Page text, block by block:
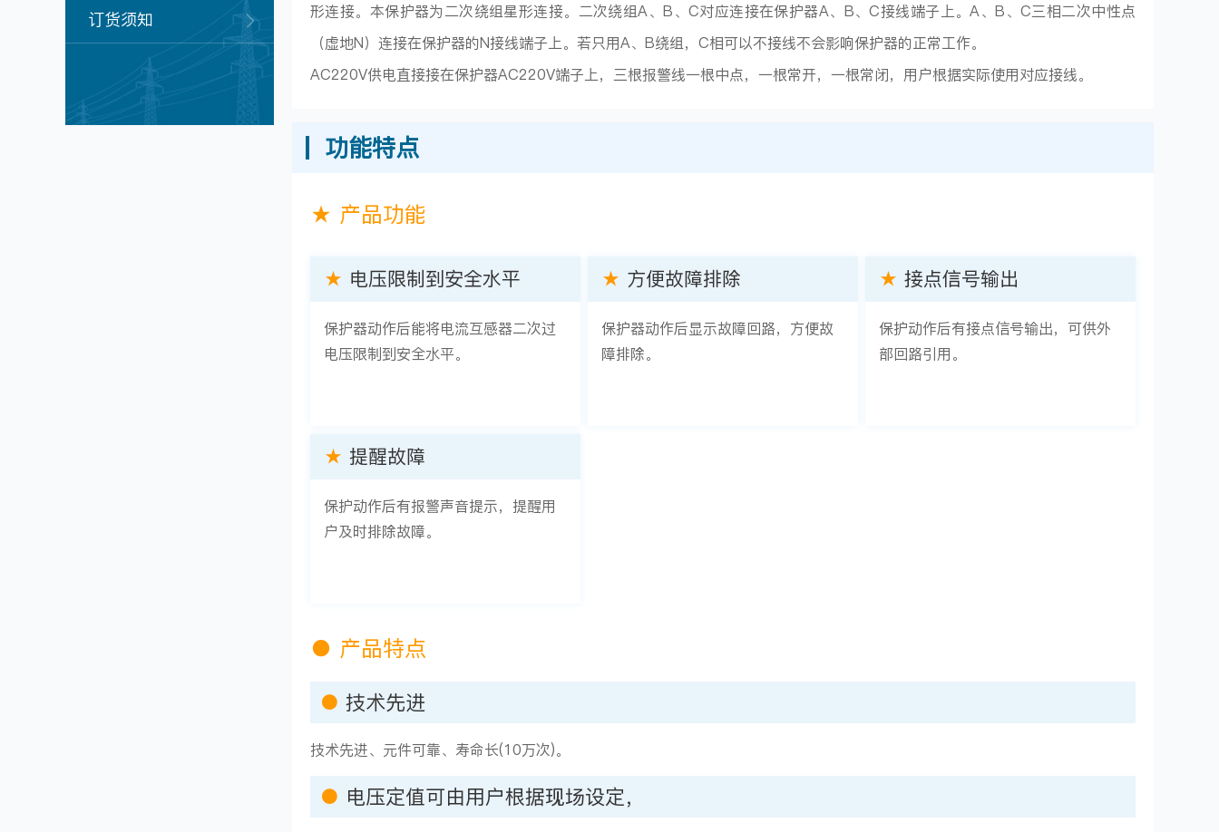
订货须知
形连接。本保护器为二次绕组星形连接。二次绕组A、B、C对应连接在保护器A、B、C接线端子上。A、B、C三相二次中性点
（虚地N）连接在保护器的N接线端子上。若只用A、B绕组，C相可以不接线不会影响保护器的正常工作。
AC220V供电直接接在保护器AC220V端子上，三根报警线一根中点，一根常开，一根常闭，用户根据实际使用对应接线。
功能特点
★ 产品功能
★ 电压限制到安全水平
保护器动作后能将电流互感器二次过
电压限制到安全水平。
★ 方便故障排除
保护器动作后显示故障回路，方便故
障排除。
★ 接点信号输出
保护动作后有接点信号输出，可供外
部回路引用。
★ 提醒故障
保护动作后有报警声音提示，提醒用
户及时排除故障。
● 产品特点
● ​技术先进
技术先进、元件可靠、寿命长(10万次)。
● 电压定值可由用户根据现场设定，